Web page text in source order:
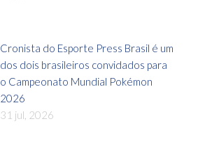
Cronista do Esporte Press Brasil é um
dos dois brasileiros convidados para
o Campeonato Mundial Pokémon
2026
31 jul, 2026